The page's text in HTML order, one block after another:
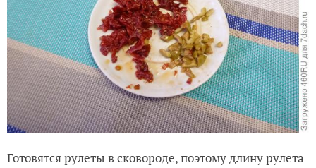
Готовятся рулеты в сковороде, поэтому длину рулета